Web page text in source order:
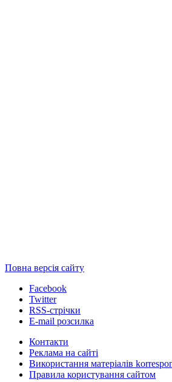
Повна версія сайту
Facebook
Twitter
RSS-стрічки
E-mail розсилка
Контакти
Реклама на сайті
Використання матеріалів
Правила користування сайтом